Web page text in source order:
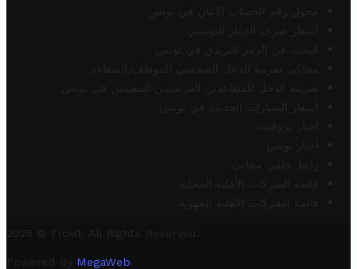
محول رقم الحساب الآيبان في تونس
أسعار صرف الدينار التونسي
البحث عن الرمز البريدي في تونس
محاكي ضريبة الدخل الشخصي للموظف/المتقاعد
ضريبة الدخل للمتقاعدين الفرنسيين المقيمين في تونس
أسعار السيارات الجديدة في تونس
أخبار تروفيت
أخبار تونس
رابط خلفي مجاني
قائمة الشركات الأهلية المحلية
قائمة الشركات الأهلية الجهوية
2025 © Trovit. All Rights Reserved.
Powered By MegaWeb